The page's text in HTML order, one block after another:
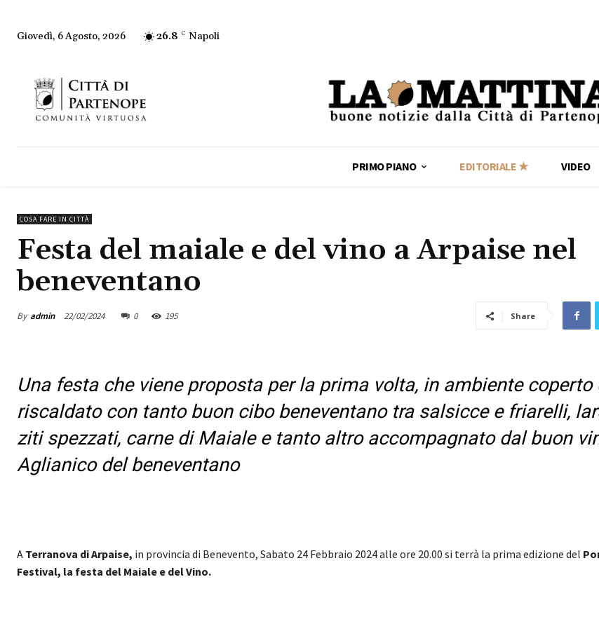
Giovedì, 6 Agosto, 2026 26.8 C Napoli
PRIMO PIANO EDITORIALE ★ VIDEO
COSA FARE IN CITTÀ
Festa del maiale e del vino a Arpaise nel
beneventano
By admin 22/02/2024 0 195 Share
Una festa che viene proposta per la prima volta, in ambiente coperto
riscaldato con tanto buon cibo beneventano tra salsicce e friarelli,
ziti spezzati, carne di Maiale e tanto altro accompagnato dal buon
Aglianico del beneventano
A Terranova di Arpaise, in provincia di Benevento, Sabato 24 Febbraio 2024 alle ore 20.00 si terrà la prima edizione del
Festival, la festa del Maiale e del Vino.